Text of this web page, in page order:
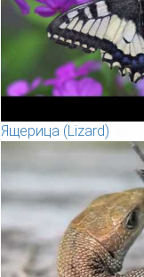
Ящерица (Lizard)